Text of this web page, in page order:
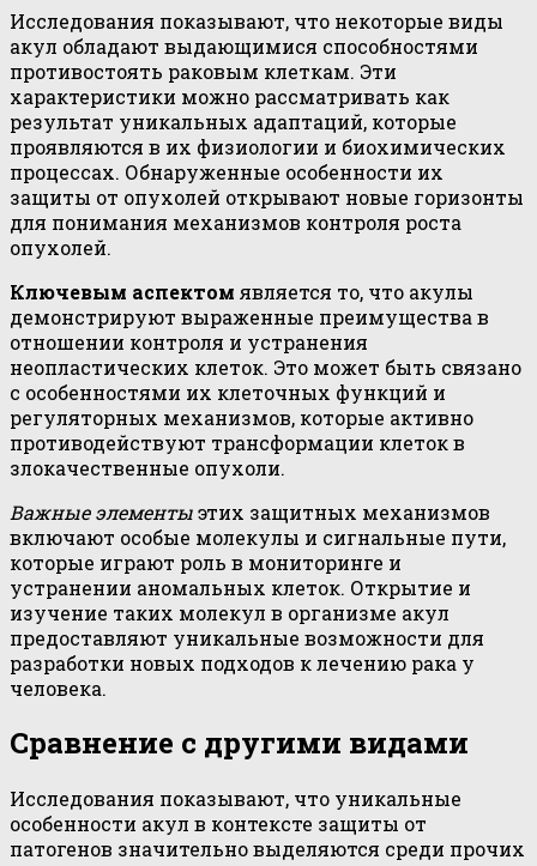
Исследования показывают, что некоторые виды
акул обладают выдающимися способностями
противостоять раковым клеткам. Эти
характеристики можно рассматривать как
результат уникальных адаптаций, которые
проявляются в их физиологии и биохимических
процессах. Обнаруженные особенности их
защиты от опухолей открывают новые горизонты
для понимания механизмов контроля роста
опухолей.
Ключевым аспектом является то, что акулы
демонстрируют выраженные преимущества в
отношении контроля и устранения
неопластических клеток. Это может быть связано
с особенностями их клеточных функций и
регуляторных механизмов, которые активно
противодействуют трансформации клеток в
злокачественные опухоли.
Важные элементыэтих защитных механизмов
включают особые молекулы и сигнальные пути,
которые играют роль в мониторинге и
устранении аномальных клеток. Открытие и
изучение таких молекул в организме акул
предоставляют уникальные возможности для
разработки новых подходов к лечению рака у
человека.
Сравнение с другими видами
Исследования показывают, что уникальные
особенности акул в контексте защиты от
патогенов значительно выделяются среди прочих